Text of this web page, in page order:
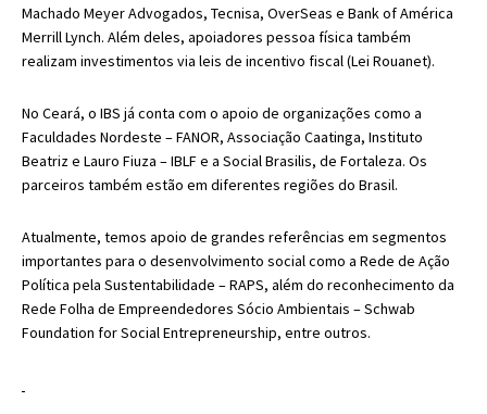
Machado Meyer Advogados, Tecnisa, OverSeas e Bank of América
Merrill Lynch. Além deles, apoiadores pessoa física também
realizam investimentos via leis de incentivo fiscal (Lei Rouanet).
No Ceará, o IBS já conta com o apoio de organizações como a
Faculdades Nordeste – FANOR, Associação Caatinga, Instituto
Beatriz e Lauro Fiuza – IBLF e a Social Brasilis, de Fortaleza. Os
parceiros também estão em diferentes regiões do Brasil.
Atualmente, temos apoio de grandes referências em segmentos
importantes para o desenvolvimento social como a Rede de Ação
Política pela Sustentabilidade – RAPS, além do reconhecimento da
Rede Folha de Empreendedores Sócio Ambientais – Schwab
Foundation for Social Entrepreneurship, entre outros.